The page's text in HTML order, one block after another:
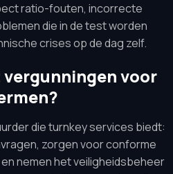
ratio-fouten, incorrecte
die in de test worden
crises op de dag zelf.
vergunningen voor
die turnkey services biedt:
zorgen voor conforme
nemen het veiligheidsbeheer